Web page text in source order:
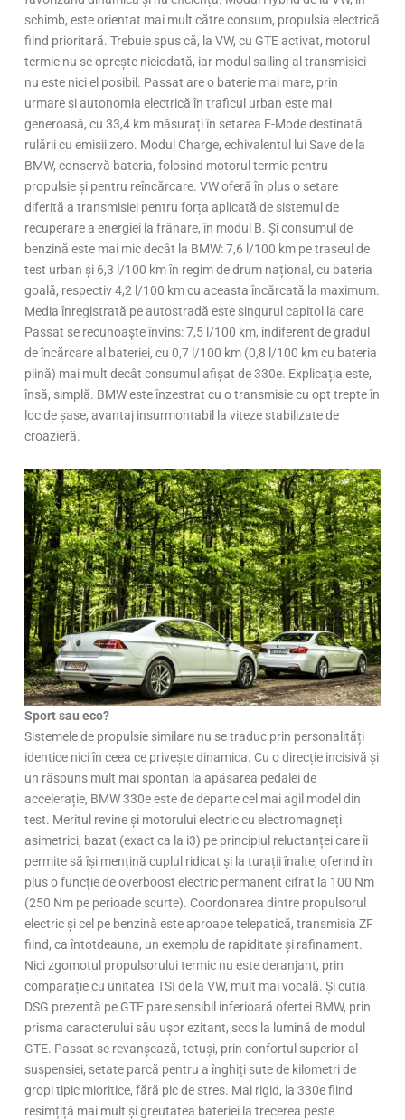
schimb, este orientat mai mult către consum, propulsia electrică
fiind prioritară. Trebuie spus că, la VW, cu GTE activat, motorul
termic nu se oprește niciodată, iar modul sailing al transmisiei
nu este nici el posibil. Passat are o baterie mai mare, prin
urmare și autonomia electrică în traficul urban este mai
generoasă, cu 33,4 km măsurați în setarea E-Mode destinată
rulării cu emisii zero. Modul Charge, echivalentul lui Save de la
BMW, conservă bateria, folosind motorul termic pentru
propulsie și pentru reîncărcare. VW oferă în plus o setare
diferită a transmisiei pentru forța aplicată de sistemul de
recuperare a energiei la frânare, în modul B. Și consumul de
benzină este mai mic decât la BMW: 7,6 l/100 km pe traseul de
test urban și 6,3 l/100 km în regim de drum național, cu bateria
goală, respectiv 4,2 l/100 km cu aceasta încărcată la maximum.
Media înregistrată pe autostradă este singurul capitol la care
Passat se recunoaște învins: 7,5 l/100 km, indiferent de gradul
de încărcare al bateriei, cu 0,7 l/100 km (0,8 l/100 km cu bateria
plină) mai mult decât consumul afișat de 330e. Explicația este,
însă, simplă. BMW este înzestrat cu o transmisie cu opt trepte în
loc de șase, avantaj insurmontabil la viteze stabilizate de
croazieră.
Sport sau eco?
Sistemele de propulsie similare nu se traduc prin personalități
identice nici în ceea ce privește dinamica. Cu o direcție incisivă și
un răspuns mult mai spontan la apăsarea pedalei de
accelerație, BMW 330e este de departe cel mai agil model din
test. Meritul revine și motorului electric cu electromagneți
asimetrici, bazat (exact ca la i3) pe principiul reluctanței care îi
permite să își mențină cuplul ridicat și la turații înalte, oferind în
plus o funcție de overboost electric permanent cifrat la 100 Nm
(250 Nm pe perioade scurte). Coordonarea dintre propulsorul
electric și cel pe benzină este aproape telepatică, transmisia ZF
fiind, ca întotdeauna, un exemplu de rapiditate și rafinament.
Nici zgomotul propulsorului termic nu este deranjant, prin
comparație cu unitatea TSI de la VW, mult mai vocală. Și cutia
DSG prezentă pe GTE pare sensibil inferioară ofertei BMW, prin
prisma caracterului său ușor ezitant, scos la lumină de modul
GTE. Passat se revanșează, totuși, prin confortul superior al
suspensiei, setate parcă pentru a înghiți sute de kilometri de
gropi tipic mioritice, fără pic de stres. Mai rigid, la 330e fiind
resimțiță mai mult și greutatea bateriei la trecerea peste